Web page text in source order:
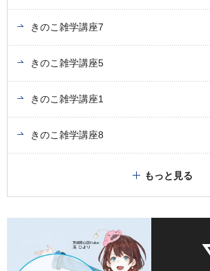
きのこ雑学講座7
きのこ雑学講座5
きのこ雑学講座1
きのこ雑学講座8
もっと見る